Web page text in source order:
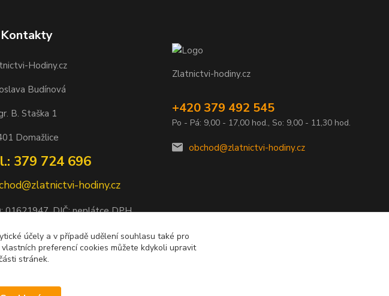
Hodiny.cz
Budínová
B. Staška 1
Domažlice
379 724 696
hodiny.cz
01621947, DIČ: neplátce DPH
spojení: 2500452838/2010
Zlatnictvi-hodiny.cz
+420 379 492 545
Po - Pá: 9,00 - 17,00 hod., So: 9,00 - 11,30 hod.
obchod@zlatnictvi-hodiny.cz
účely a v případě udělení souhlasu také pro
preferencí cookies můžete kdykoli upravit
stránek.